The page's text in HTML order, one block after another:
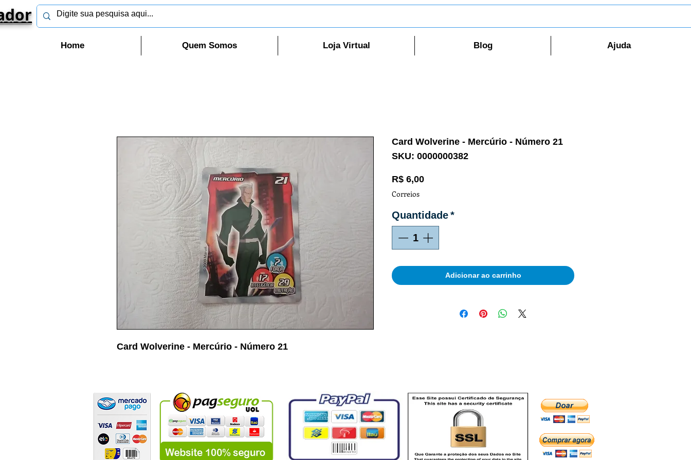
Home Quem Somos Loja Virtual Blog Ajuda
Card Wolverine - Mercúrio - Número 21
Card Wolverine - Mercúrio - Número 21
SKU: 0000000382
R$ 6,00Preço
Correios
Quantidade*
Adicionar ao carrinho